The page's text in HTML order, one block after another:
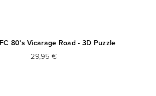
80's Vicarage Road - 3D Puzzle
29,95 €